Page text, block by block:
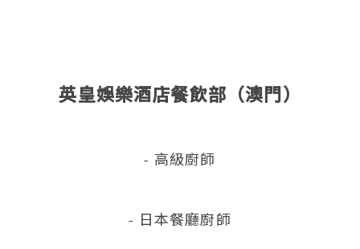
英皇娛樂酒店餐飲部（澳門）
- 高級廚師
- 日本餐廳廚師